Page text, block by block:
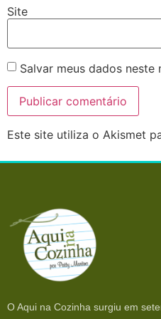
Site
Salvar meus dados
Este site utiliza o Akismet
O Aqui na Cozinha surgiu em